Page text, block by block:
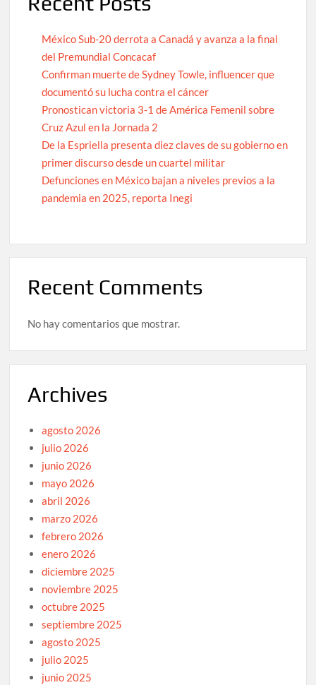
México Sub-20 derrota a Canadá y avanza a la final
del Premundial Concacaf
Confirman muerte de Sydney Towle, influencer que
documentó su lucha contra el cáncer
Pronostican victoria 3-1 de América Femenil sobre
Cruz Azul en la Jornada 2
De la Espriella presenta diez claves de su gobierno en
primer discurso desde un cuartel militar
Defunciones en México bajan a niveles previos a la
pandemia en 2025, reporta Inegi
Recent Comments
No hay comentarios que mostrar.
Archives
agosto 2026
julio 2026
junio 2026
mayo 2026
abril 2026
marzo 2026
febrero 2026
enero 2026
diciembre 2025
noviembre 2025
octubre 2025
septiembre 2025
agosto 2025
julio 2025
junio 2025